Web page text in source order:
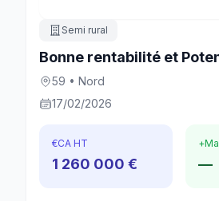
Semi rural
Bonne rentabilité et
59 • Nord
17/02/2026
€CA HT
1 260 000 €
+
—